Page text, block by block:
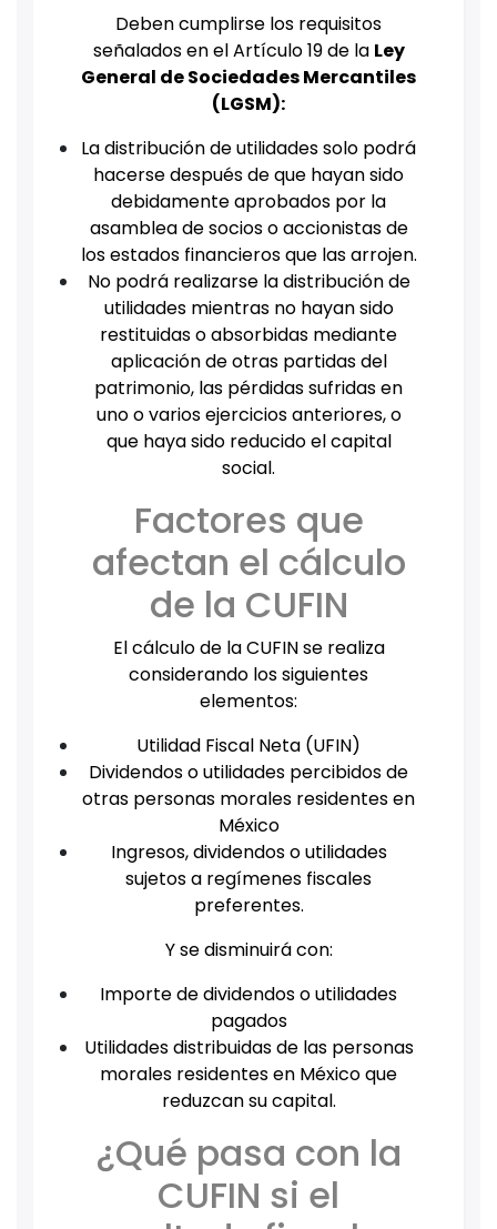
Deben cumplirse los requisitos
señalados en el Artículo 19 de la Ley
General de Sociedades Mercantiles
(LGSM):
La distribución de utilidades solo podrá
hacerse después de que hayan sido
debidamente aprobados por la
asamblea de socios o accionistas de
los estados financieros que las arrojen.
No podrá realizarse la distribución de
utilidades mientras no hayan sido
restituidas o absorbidas mediante
aplicación de otras partidas del
patrimonio, las pérdidas sufridas en
uno o varios ejercicios anteriores, o
que haya sido reducido el capital
social.
Factores que
afectan el cálculo
de la CUFIN
El cálculo de la CUFIN se realiza
considerando los siguientes
elementos:
Utilidad Fiscal Neta (UFIN)
Dividendos o utilidades percibidos de
otras personas morales residentes en
México
Ingresos, dividendos o utilidades
sujetos a regímenes fiscales
preferentes.
Y se disminuirá con:
Importe de dividendos o utilidades
pagados
Utilidades distribuidas de las personas
morales residentes en México que
reduzcan su capital.
¿Qué pasa con la
CUFIN si el